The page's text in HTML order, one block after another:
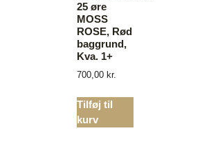
25 øre
MOSS
ROSE, Rød
baggrund,
Kva. 1+
700,00 kr.
Tilføj til
kurv